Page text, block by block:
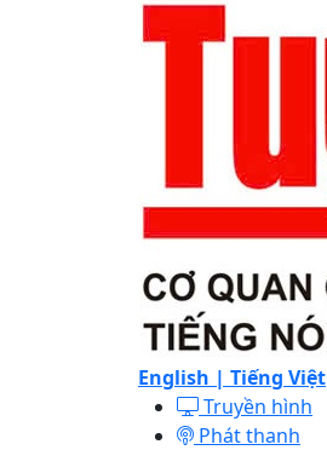
English | Tiếng Việt
Truyền hình
Phát thanh